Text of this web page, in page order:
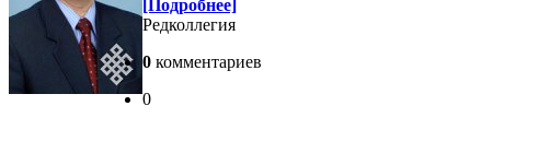
[Подробнее]
Редколлегия
0 комментариев
0